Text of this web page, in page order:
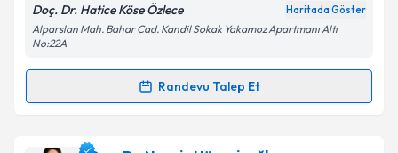
Kişisel verilerimin işlenmesine ilişkinAydınlatma
kapsamda işlenmesini kabul ediyorum.
Doç. Dr. Hatice Köse Özlece Haritada Göster
Alparslan Mah. Bahar Cad. Kandil Sokak Yakamoz Apartmanı Altı
No:22A
Randevu Talep Et
Randevu Takvimi Talebi